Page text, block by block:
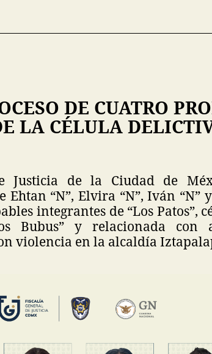
DE CUATRO
LA CÉLULA
Justicia de la Ciudad de
“N”, Elvira “N”, Iván “N”
integrantes de “Los Patos”,
Bubus” y relacionada con
violencia en la alcaldía